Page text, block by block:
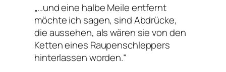
„…und eine halbe Meile entfernt
möchte ich sagen, sind Abdrücke,
die aussehen, als wären sie von den
Ketten eines Raupenschleppers
hinterlassen worden.“